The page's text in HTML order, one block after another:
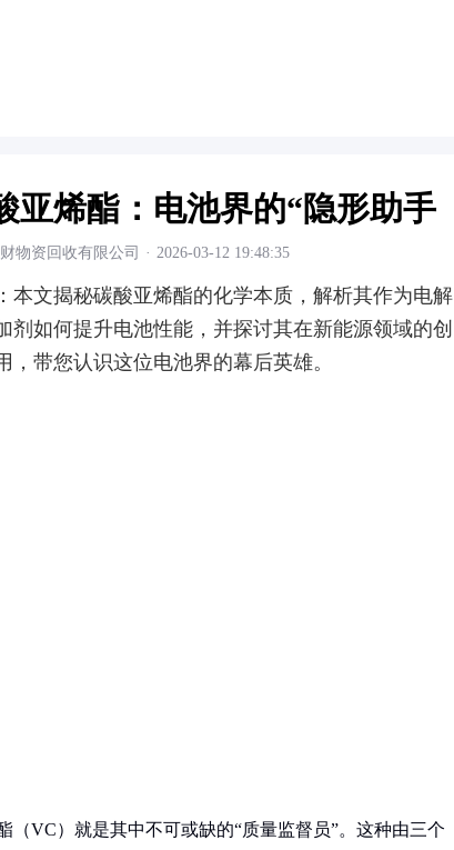
亚烯酯：电池界的“隐形助手
物资回收有限公司 · 2026-03-12 19:48:35
本文揭秘碳酸亚烯酯的化学本质，解析其作为电解
剂如何提升电池性能，并探讨其在新能源领域的创
，带您认识这位电池界的幕后英雄。
VC）就是其中不可或缺的“质量监督员”。这种由三个